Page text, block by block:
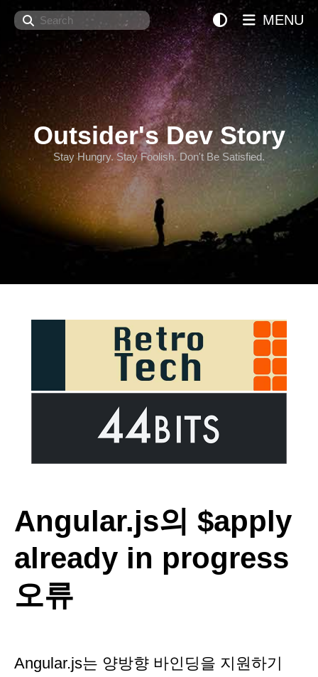
Search
Outsider's Dev Story
Stay Hungry. Stay Foolish. Don't Be Satisfied.
MENU
Angular.js의 $apply
already in progress
오류
Angular.js는 양방향 바인딩을 지원하기